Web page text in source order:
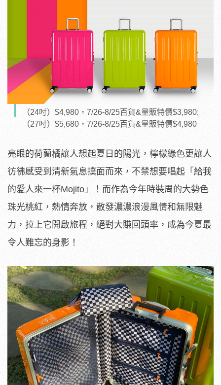
（24吋）$4,980，7/26-8/25百貨&量販特價$3,980;
（27吋）$5,680，7/26-8/25百貨&量販特價$4,980
亮眼的荷蘭橘讓人想起夏日的陽光，檸檬綠色更讓人
彷彿感受到清新氣息撲面而來，不禁想要唱起「給我
的愛人來一杯Mojito」！而作為今年時裝周的大勢色
珠光桃紅，熱情奔放，散發濃濃浪漫風情和無限魅
力，拉上它開啟旅程，絕對大賺回頭率，成為今夏最
令人難忘的身影！